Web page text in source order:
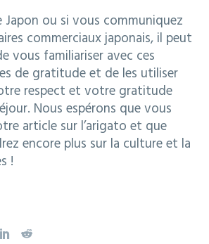
ou si vous communiquez
commerciaux japonais, il peut
vous familiariser avec ces
de gratitude et de les utiliser
respect et votre gratitude
Nous espérons que vous
article sur l’arigato et que
encore plus sur la culture et la
!